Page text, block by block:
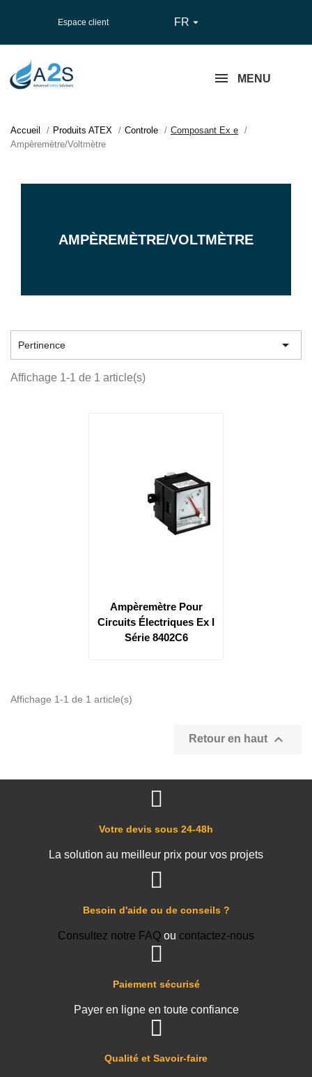
Espace client FR 
MENU
Accueil Produits ATEX Controle
Composant Ex e
Ampèremètre/Voltmètre
AMPÈREMÈTRE/VOLTMÈTRE
Pertinence 
Affichage 1-1 de 1 article(s)
Ampèremètre Pour
Circuits Électriques Ex I
Série 8402C6
Affichage 1-1 de 1 article(s)
Retour en haut 
Qualité et Savoir-faire
Paiement sécurisé
Payer en ligne en toute confiance
Besoin d'aide ou de conseils ?
Consultez notre FAQ ou contactez-nous
Votre devis sous 24-48h
La solution au meilleur prix pour vos projets